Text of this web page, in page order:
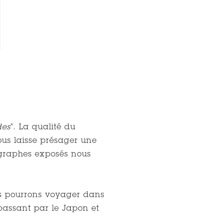
". La qualité du
laisse présager une
exposés nous
pourrons voyager dans
par le Japon et